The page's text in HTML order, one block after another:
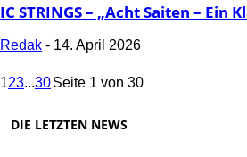
IC STRINGS – „Acht Saiten – Ein
Redak - 14. April 2026
123...30Seite 1 von 30
DIE LETZTEN NEWS